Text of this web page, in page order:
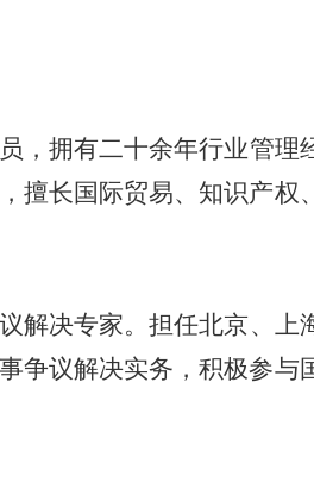
，拥有二十余年行业管理
擅长国际贸易、知识产权
解决专家。担任北京、上
议解决实务，积极参与